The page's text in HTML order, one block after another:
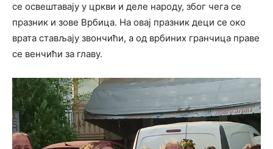
се освештавају у цркви и деле народу, због чега се
празник и зове Врбица. На овај празник деци се око
врата стављају звончићи, а од врбиних гранчица праве
се венчићи за главу.